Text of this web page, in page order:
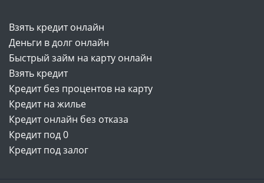
Взять кредит онлайн
Деньги в долг онлайн
Быстрый займ на карту онлайн
Взять кредит
Кредит без процентов на карту
Кредит на жилье
Кредит онлайн без отказа
Кредит под 0
Кредит под залог